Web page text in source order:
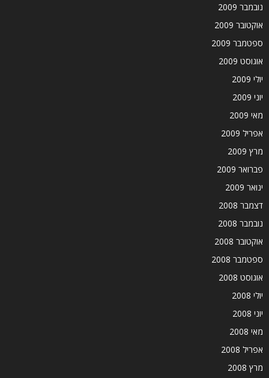
נובמבר 2009
אוקטובר 2009
ספטמבר 2009
אוגוסט 2009
יולי 2009
יוני 2009
מאי 2009
אפריל 2009
מרץ 2009
פברואר 2009
ינואר 2009
דצמבר 2008
נובמבר 2008
אוקטובר 2008
ספטמבר 2008
אוגוסט 2008
יולי 2008
יוני 2008
מאי 2008
אפריל 2008
מרץ 2008